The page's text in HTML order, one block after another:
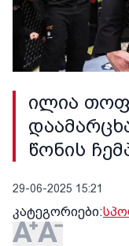
ილია
წონის
29-06-2025 15:21
კატეგორიები: